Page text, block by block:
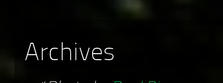
Archives